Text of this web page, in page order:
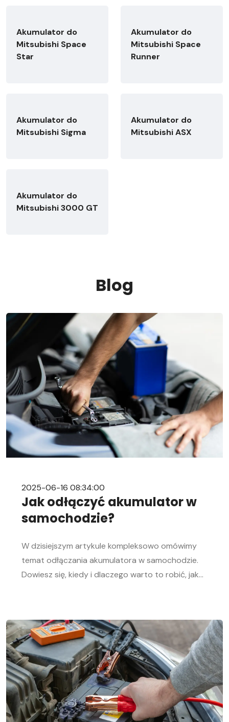
Akumulator do
Mitsubishi Space
Star
Akumulator do
Mitsubishi Space
Runner
Akumulator do
Mitsubishi Sigma
Akumulator do
Mitsubishi ASX
Akumulator do
Mitsubishi 3000 GT
Blog
2025-06-16 08:34:00
Jak odłączyć akumulator w
samochodzie?
W dzisiejszym artykule kompleksowo omówimy
temat odłączania akumulatora w samochodzie.
Dowiesz się, kiedy i dlaczego warto to robić, jak
pomoże Ci sprawnie przeprowadzić tę czynność,
niezależnie od Twojego doświadczenia w
mechanice samochodowej. Objawy
rozładowanego akumulatora Rozładowanie
akumulatora w aucie to problem, którego żaden
kierowca […]